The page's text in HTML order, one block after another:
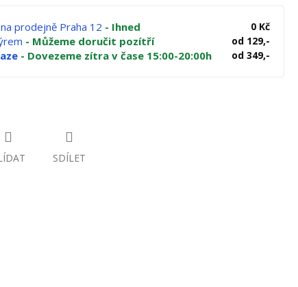
prodejně Praha 12 - Ihned 0 Kč
- Můžeme doručit pozítří od 129,-
- Dovezeme zítra v čase 15:00-20:00h od 349,-
SDÍLET